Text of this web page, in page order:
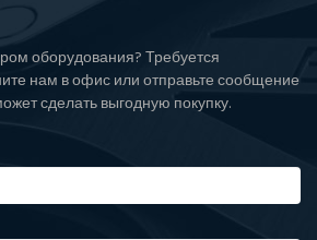
оборудования? Требуется
нам в офис или отправьте сообщение
сделать выгодную покупку.